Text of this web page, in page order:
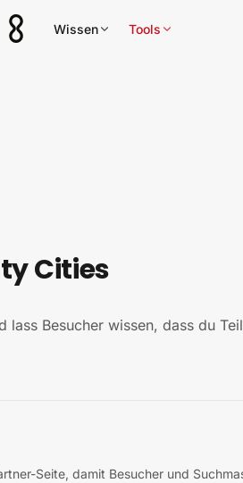
Wissen Tools
Cities
Besucher wissen, dass du
Seite, damit Besucher und